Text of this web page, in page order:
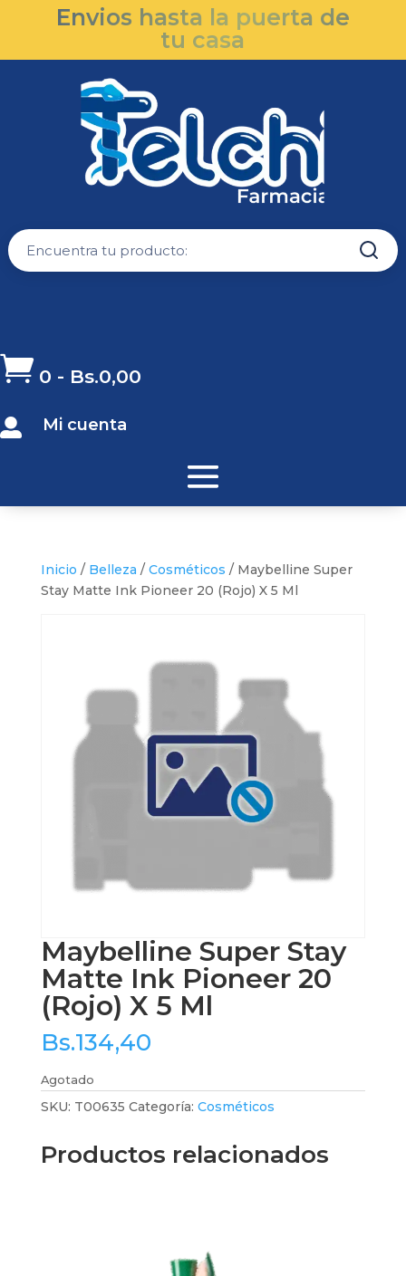
Envios hasta la puerta de
tu casa
 0 - Bs.0,00
 Mi cuenta
Inicio / Belleza / Cosméticos / Maybelline Super
Stay Matte Ink Pioneer 20 (Rojo) X 5 Ml
Maybelline Super Stay
Matte Ink Pioneer 20
(Rojo) X 5 Ml
Bs.134,40
Agotado
SKU: T00635 Categoría: Cosméticos
Productos relacionados